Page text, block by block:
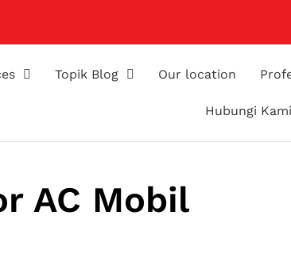
Topik Blog Our location
Hubungi Kami
AC Mobil